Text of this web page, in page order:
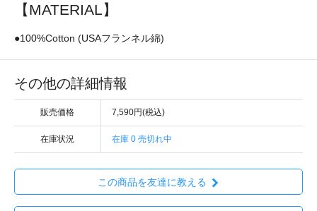
【MATERIAL】
●100%Cotton (USAフランネル綿)
その他の詳細情報
販売価格 7,590円(税込)
在庫状況 在庫 0 売切れ中
この商品を友達に教える